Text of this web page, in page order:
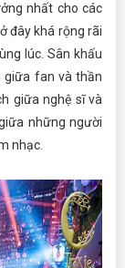
nhất cho các
đây khá rộng rãi
lúc. Sân khấu
giữa fan và thần
giữa nghệ sĩ và
những người
nhạc.